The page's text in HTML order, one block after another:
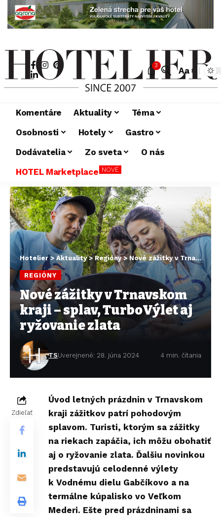
3
Aa
Komentáre Aktuality
Téma
Osobnosti
Hotely
Gastro
Dodávatelia
Zo sveta
O nás
HOTEL Marketplace NOVÉ
Hotelier>Aktuality>Regióny>Nové zážitky v Trnavskom kraji – splav, TurboVýlet aj ryžovanie zlata
REGIÓNY
Nové zážitky v Trnavskom
kraji – splav, TurboVýlet aj
ryžovanie zlata
TSUverejnené: 28. júna 2024 4 min. čítania
Zdieľať
Úvod letných prázdnin v Trnavskom
kraji zážitkov patrí pohodovým
splavom. Turisti, ktorým sa zážitky
na riekach zapáčia, ich môžu obohatiť
aj o ryžovanie zlata. Ďalšiu novinkou
predstavujú celodenné výlety
k Vodnému dielu Gabčíkovo a na
termálne kúpalisko vo Veľkom
Mederi. Ešte pred prázdninami sa